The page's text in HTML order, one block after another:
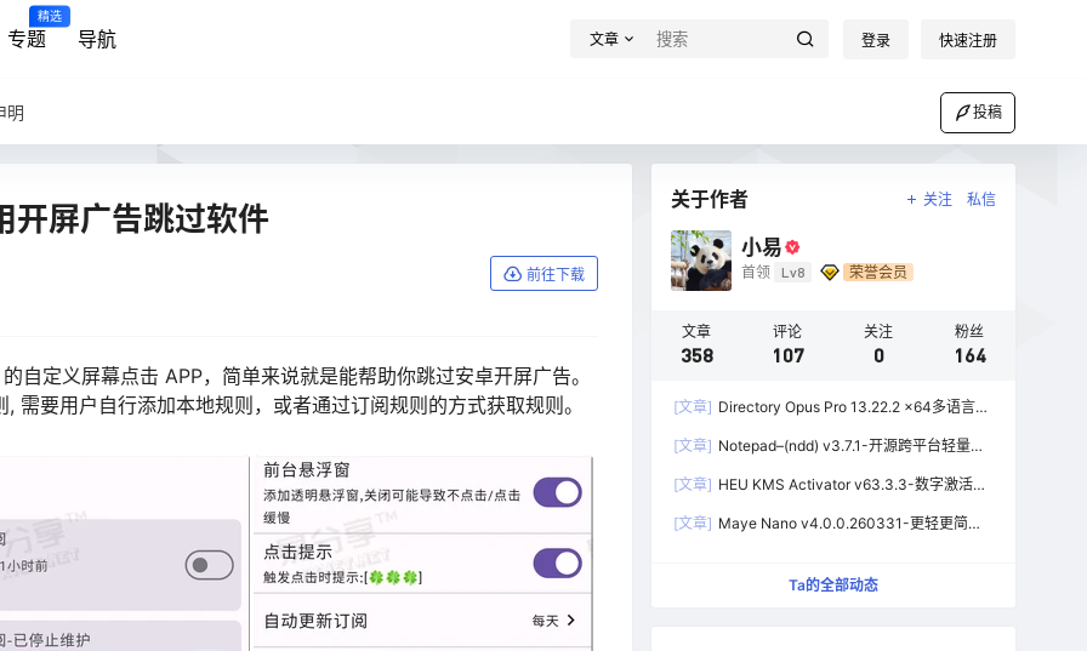
专题
精选
导航 文章 登录 快速注册
明 投稿
开屏广告跳过软件
前往下载
定义屏幕点击 APP，简单来说就是能帮助你跳过安卓开屏广告。
要用户自行添加本地规则，或者通过订阅规则的方式获取规则。
关于作者 关注 私信
小易
首领 Lv8 荣誉会员
文章
358
评论
107
关注
0
粉丝
164
[文章] Directory Opus Pro 13.22.2 x64多语言学
[文章] Notepad–(ndd) v3.7.1-开源跨平台轻量级
[文章] HEU KMS Activator v63.3.3-数字激活、
[文章] Maye Nano v4.0.0.260331-更轻更简洁
Ta的全部动态